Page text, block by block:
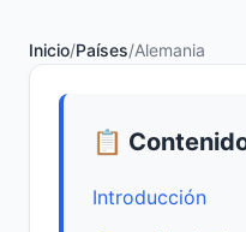
Inicio/Países/Alemania
📋
Introducción